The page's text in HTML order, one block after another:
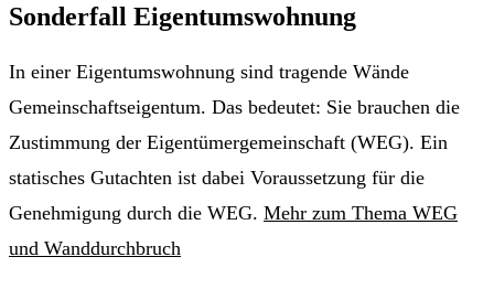
Sonderfall Eigentumswohnung
In einer Eigentumswohnung sind tragende Wände
Gemeinschaftseigentum. Das bedeutet: Sie brauchen die
Zustimmung der Eigentümergemeinschaft (WEG). Ein
statisches Gutachten ist dabei Voraussetzung für die
Genehmigung durch die WEG. Mehr zum Thema WEG
und Wanddurchbruch